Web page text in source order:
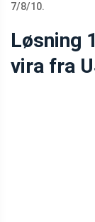
7/8/10.
Løsning
vira fra